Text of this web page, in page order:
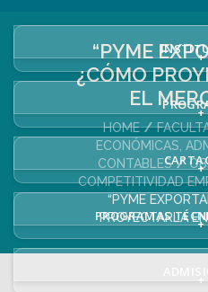
+
+
+
PROGRAMAS +
+
“PYME
¿CÓMO
EL
HOME
ECONÓMICAS,
CONTABLES
COMPETITIVIDAD
“PYME
PROYECTARLA